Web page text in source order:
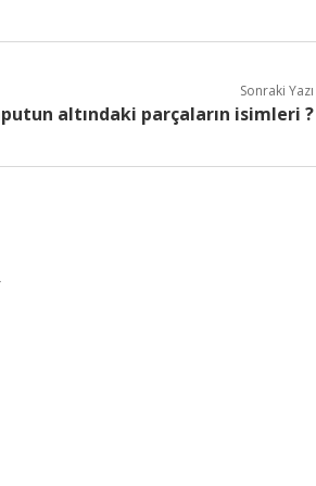
Sonraki Yazı
altındaki parçaların isimleri ?